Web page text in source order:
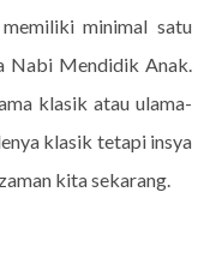
minimal satu
Nabi Mendidik Anak.
klasik atau ulama-
klasik tetapi insya
kita sekarang.